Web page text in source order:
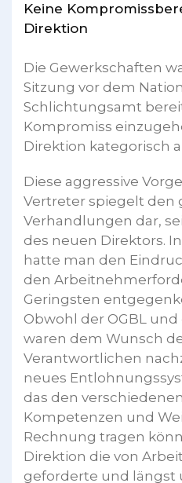
Keine
Direktion
Die Gewerkschaften
Sitzung vor dem
Schlichtungsamt
Kompromiss
Direktion kategorisch
Diese aggressive
Vertreter spiegelt den
Verhandlungen dar,
des neuen Direktors.
hatte man den
den
Geringsten
Obwohl der OGBL und
waren dem Wunsch
Verantwortlichen
neues
das den
Kompetenzen und
Rechnung tragen
Direktion die von
geforderte und längst